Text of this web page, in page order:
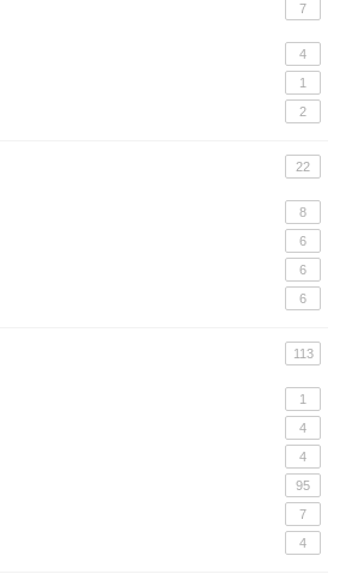
7
4
1
2
22
8
6
6
6
113
1
4
4
95
7
4